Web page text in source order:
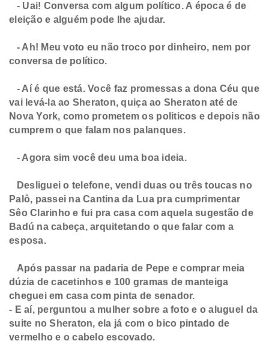
- Uai! Conversa com algum político. A época é de
eleição e alguém pode lhe ajudar.
- Ah! Meu voto eu não troco por dinheiro, nem por
conversa de político.
- Aí é que está. Você faz promessas a dona Céu que
vai levá-la ao Sheraton, quiça ao Sheraton até de
Nova York, como prometem os politicos e depois não
cumprem o que falam nos palanques.
- Agora sim você deu uma boa ideia.
Desliguei o telefone, vendi duas ou três toucas no
Palô, passei na Cantina da Lua pra cumprimentar
Sêo Clarinho e fui pra casa com aquela sugestão de
Badú na cabeça, arquitetando o que falar com a
esposa.
Após passar na padaria de Pepe e comprar meia
dúzia de cacetinhos e 100 gramas de manteiga
cheguei em casa com pinta de senador.
- E aí, perguntou a mulher sobre a foto e o aluguel da
suite no Sheraton, ela já com o bico pintado de
vermelho e o cabelo escovado.